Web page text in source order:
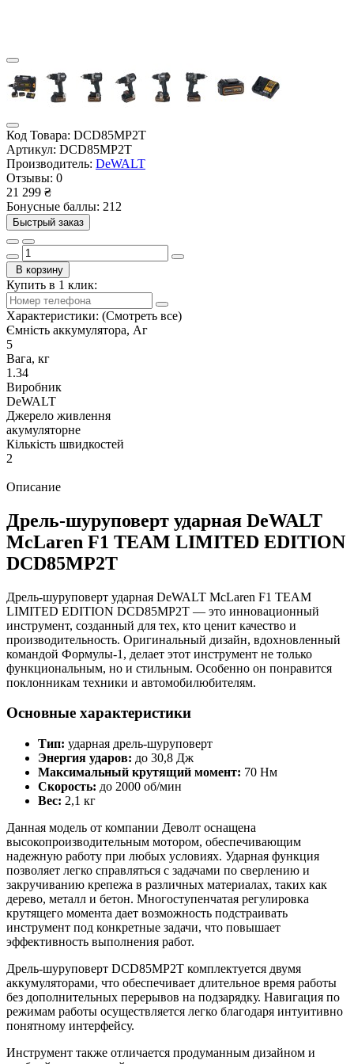
Код Товара: DCD85MP2T
Артикул: DCD85MP2T
Производитель: DeWALT
Отзывы: 0
21 299 ₴
Бонусные баллы: 212
Быстрый заказ
В корзину
Купить в 1 клик:
Характеристики: (Смотреть все)
Ємність аккумулятора, Аг
5
Вага, кг
1.34
Виробник
DeWALT
Джерело живлення
акумуляторне
Кількість швидкостей
2
Описание
Дрель-шуруповерт ударная DeWALT
McLaren F1 TEAM LIMITED EDITION
DCD85MP2T
Дрель-шуруповерт ударная DeWALT McLaren F1 TEAM
LIMITED EDITION DCD85MP2T — это инновационный
инструмент, созданный для тех, кто ценит качество и
производительность. Оригинальный дизайн, вдохновленный
командой Формулы-1, делает этот инструмент не только
функциональным, но и стильным. Особенно он понравится
поклонникам техники и автомобилюбителям.
Основные характеристики
Тип: ударная дрель-шуруповерт
Энергия ударов: до 30,8 Дж
Максимальный крутящий момент: 70 Нм
Скорость: до 2000 об/мин
Вес: 2,1 кг
Данная модель от компании Деволт оснащена
высокопроизводительным мотором, обеспечивающим
надежную работу при любых условиях. Ударная функция
позволяет легко справляться с задачами по сверлению и
закручиванию крепежа в различных материалах, таких как
дерево, металл и бетон. Многоступенчатая регулировка
крутящего момента дает возможность подстраивать
инструмент под конкретные задачи, что повышает
эффективность выполнения работ.
Дрель-шуруповерт DCD85MP2T комплектуется двумя
аккумуляторами, что обеспечивает длительное время работы
без дополнительных перерывов на подзарядку. Навигация по
режимам работы осуществляется легко благодаря интуитивно
понятному интерфейсу.
Инструмент также отличается продуманным дизайном и